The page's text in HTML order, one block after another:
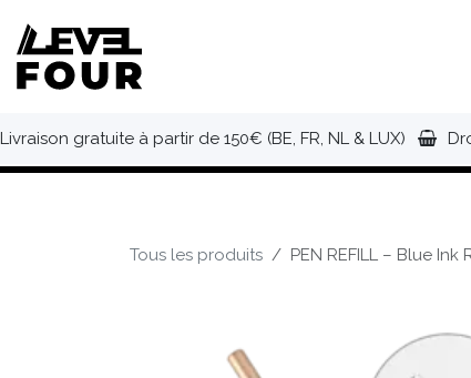
Livraison gratuite à partir de 150€ (BE, FR, NL & LUX)
Tous les produits PEN REFILL – Blue Ink